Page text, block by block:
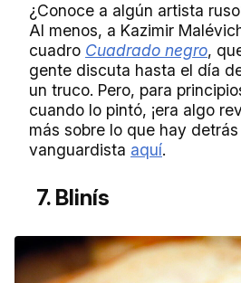
¿Conoce a algún artista
Al menos, a Kazimir
cuadro Cuadrado negro,
gente discuta hasta el día
un truco. Pero, para
cuando lo pintó, ¡era algo
más sobre lo que hay
vanguardista aquí.
7. Blinís